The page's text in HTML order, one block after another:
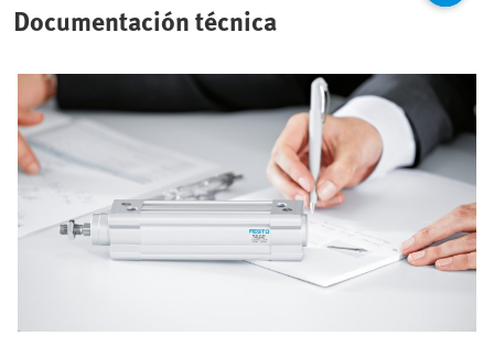
Documentación técnica